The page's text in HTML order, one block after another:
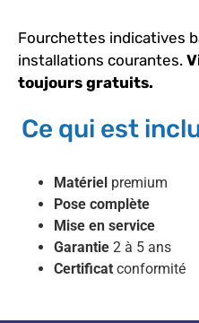
Fourchettes indicatives
installations courantes.
toujours gratuits.
Ce qui est
Matériel premium
Pose complète
Mise en service
Garantie 2 à 5 ans
Certificat conformité